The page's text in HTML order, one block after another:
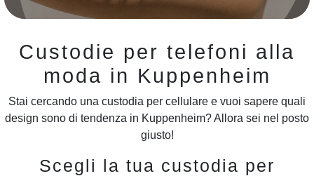
Custodie per telefoni alla
moda in Kuppenheim
Stai cercando una custodia per cellulare e vuoi sapere quali
design sono di tendenza in Kuppenheim? Allora sei nel posto
giusto!
Scegli la tua custodia per